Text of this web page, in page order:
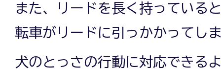
また、リードを長く持っている
転車がリードに引っかかってし
犬のとっさの行動に対応できる